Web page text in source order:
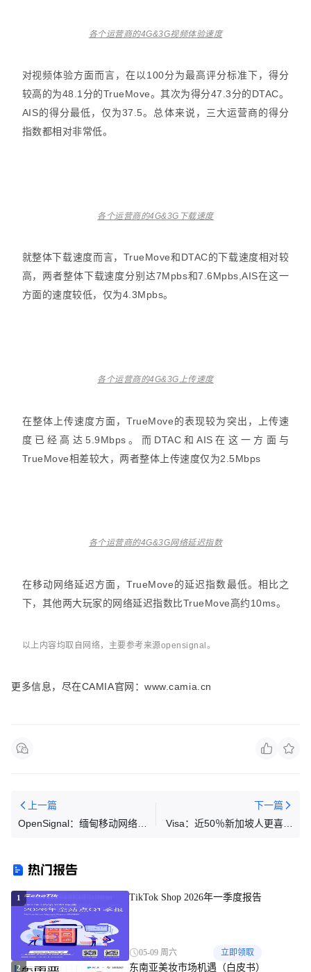
各个运营商的4G&3G视频体验速度
对视频体验方面而言，在以100分为最高评分标准下，得分
较高的为48.1分的TrueMove。其次为得分47.3分的DTAC。
AIS的得分最低，仅为37.5。总体来说，三大运营商的得分
指数都相对非常低。
各个运营商的4G&3G下载速度
就整体下载速度而言，TrueMove和DTAC的下载速度相对较
高，两者整体下载速度分别达7Mpbs和7.6Mpbs,AIS在这一
方面的速度较低，仅为4.3Mpbs。
各个运营商的4G&3G上传速度
在整体上传速度方面，TrueMove的表现较为突出，上传速
度已经高达5.9Mbps。而DTAC和AIS在这一方面与
TrueMove相差较大，两者整体上传速度仅为2.5Mbps
各个运营商的4G&3G网络延迟指数
在移动网络延迟方面，TrueMove的延迟指数最低。相比之
下，其他两大玩家的网络延迟指数比TrueMove高约10ms。
以上内容均取自网络，主要参考来源opensignal。
更多信息，尽在CAMIA官网：www.camia.cn
上一篇
OpenSignal：缅甸移动网络现
下一篇
Visa：近50％新加坡人更喜欢
热门报告
1 TikTok Shop 2026年一季度报告
05-09 周六 立即领取
2 东南亚美妆市场机遇（白皮书）